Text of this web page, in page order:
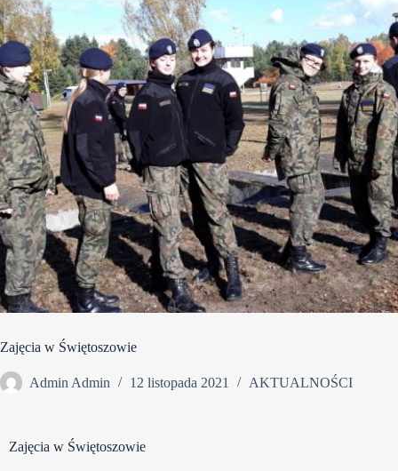
Zajęcia w Świętoszowie
Admin Admin 12 listopada 2021 AKTUALNOŚCI
Zajęcia w Świętoszowie